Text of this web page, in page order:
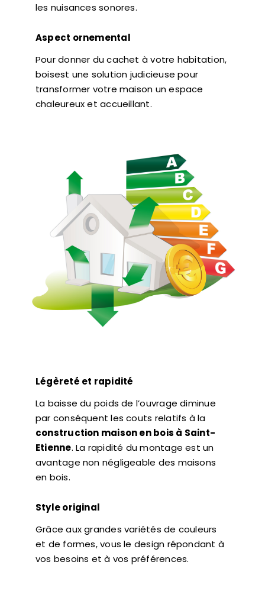
les nuisances sonores.
Aspect ornemental
Pour donner du cachet à votre habitation,
boisest une solution judicieuse pour
transformer votre maison un espace
chaleureux et accueillant.
Légèreté et rapidité
La baisse du poids de l’ouvrage diminue
par conséquent les couts relatifs à la
construction maison en bois à Saint-
Etienne. La rapidité du montage est un
avantage non négligeable des maisons
en bois.
Style original
Grâce aux grandes variétés de couleurs
et de formes, vous le design répondant à
vos besoins et à vos préférences.